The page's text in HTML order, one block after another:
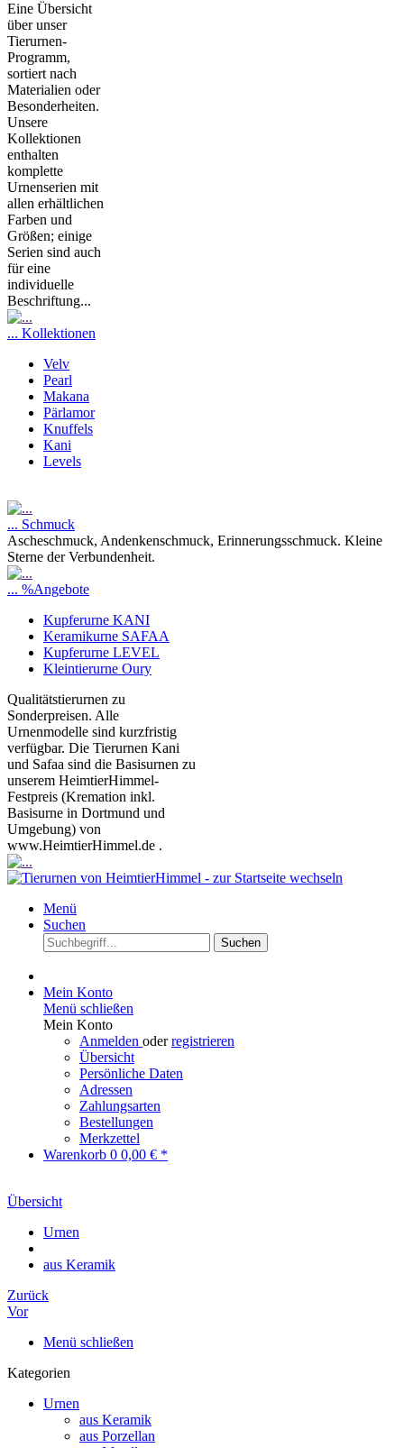
Eine Übersicht
über unser
Tierurnen-
Programm,
sortiert nach
Materialien oder
Besonderheiten.
Unsere
Kollektionen
enthalten
komplette
Urnenserien mit
allen erhältlichen
Farben und
Größen; einige
Serien sind auch
für eine
individuelle
Beschriftung...
... Kollektionen
Velv
Pearl
Makana
Pärlamor
Knuffels
Kani
Levels
... Schmuck
Ascheschmuck, Andenkenschmuck, Erinnerungsschmuck. Kleine
Sterne der Verbundenheit.
... %Angebote
Kupferurne KANI
Keramikurne SAFAA
Kupferurne LEVEL
Kleintierurne Oury
Qualitätstierurnen zu
Sonderpreisen. Alle
Urnenmodelle sind kurzfristig
verfügbar. Die Tierurnen Kani
und Safaa sind die Basisurnen zu
unserem HeimtierHimmel-
Festpreis (Kremation inkl.
Basisurne in Dortmund und
Umgebung) von
www.HeimtierHimmel.de .
Menü
Suchen
Suchen
Mein Konto
Menü schließen
Mein Konto
Anmelden oderregistrieren
Übersicht
Persönliche Daten
Adressen
Zahlungsarten
Bestellungen
Merkzettel
Warenkorb 0 0,00 € *
Übersicht
Urnen
aus Keramik
Zurück
Vor
Menü schließen
Kategorien
Urnen
aus Keramik
aus Porzellan